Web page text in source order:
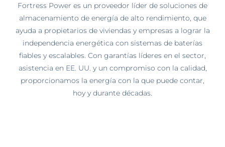
Fortress Power es un proveedor líder de soluciones de
almacenamiento de energía de alto rendimiento, que
ayuda a propietarios de viviendas y empresas a lograr la
independencia energética con sistemas de baterías
fiables y escalables. Con garantías líderes en el sector,
asistencia en EE. UU. y un compromiso con la calidad,
proporcionamos la energía con la que puede contar,
hoy y durante décadas.